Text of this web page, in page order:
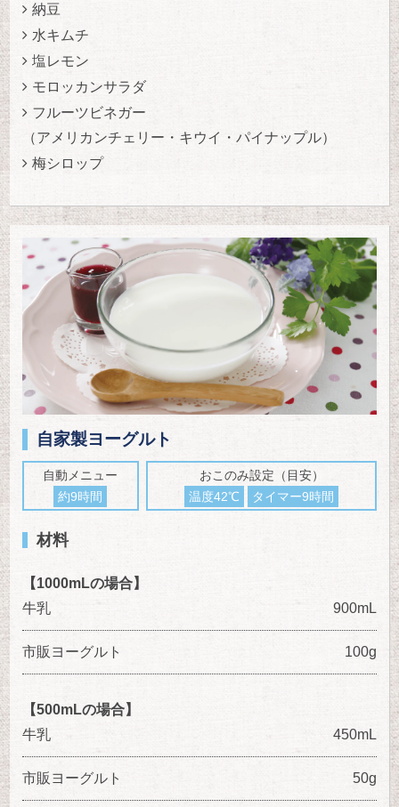
納豆
水キムチ
塩レモン
モロッカンサラダ
フルーツビネガー
（アメリカンチェリー・キウイ・パイナップル）
梅シロップ
自家製ヨーグルト
自動メニュー
約9時間
おこのみ設定（目安）
温度42℃
タイマー9時間
材料
【1000mLの場合】
牛乳
900mL
市販ヨーグルト 100g
【500mLの場合】
牛乳
450mL
市販ヨーグルト 50g